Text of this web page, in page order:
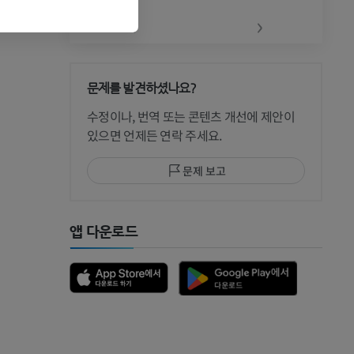
‹ ›
문제를 발견하셨나요?
수정이나, 번역 또는 콘텐츠 개선에 제안이
있으면 언제든 연락 주세요.
문제 보고
앱 다운로드